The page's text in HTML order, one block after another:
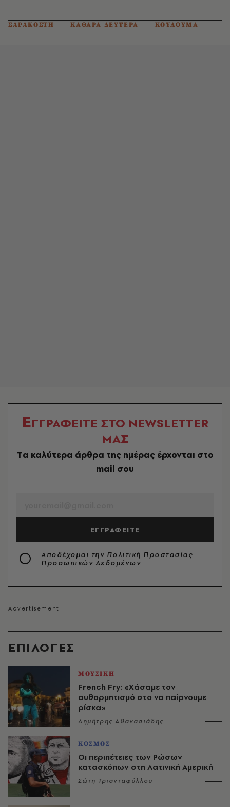
EΠΙΛΟΓΈΣ
ΜΟΥΣΙΚΗ
French Fry: «Χάσαμε τον
αυθορμητισμό στο να παίρνουμε
ρίσκα»
Δημήτρης Αθανασιάδης
ΚΟΣΜΟΣ
Οι περιπέτειες των Ρώσων
κατασκόπων στη Λατινική Αμερική
Σώτη Τριανταφύλλου
ΣΑΡΑΚΟΣΤΗ ΚΑΘΑΡΑ ΔΕΥΤΕΡΑ ΚΟΥΛΟΥΜΑ
ΕΓΓΡΑΦΕΙΤΕ ΣΤΟ NEWSLETTER
ΜΑΣ
Tα καλύτερα άρθρα της ημέρας έρχονται στο
mail σου
ΕΓΓΡΑΦΕΙΤΕ
Αποδέχομαι την Πολιτική Προστασίας
Προσωπικών Δεδομένων